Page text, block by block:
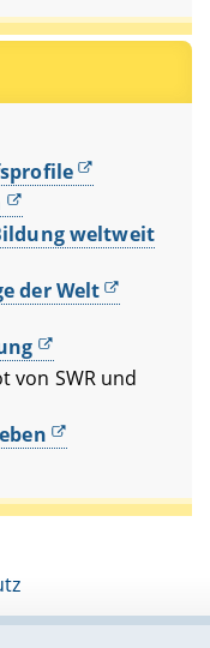
weltweit
der Welt
von SWR und